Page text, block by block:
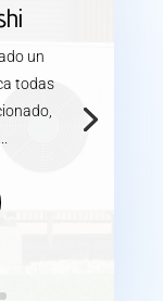
un
todas